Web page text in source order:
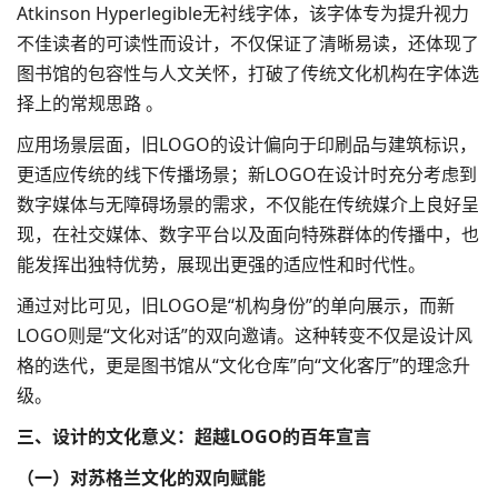
Atkinson Hyperlegible无衬线字体，该字体专为提升视力
不佳读者的可读性而设计，不仅保证了清晰易读，还体现了
图书馆的包容性与人文关怀，打破了传统文化机构在字体选
择上的常规思路 。
应用场景层面，旧LOGO的设计偏向于印刷品与建筑标识，
更适应传统的线下传播场景；新LOGO在设计时充分考虑到
数字媒体与无障碍场景的需求，不仅能在传统媒介上良好呈
现，在社交媒体、数字平台以及面向特殊群体的传播中，也
能发挥出独特优势，展现出更强的适应性和时代性。
通过对比可见，旧LOGO是“机构身份”的单向展示，而新
LOGO则是“文化对话”的双向邀请。这种转变不仅是设计风
格的迭代，更是图书馆从“文化仓库”向“文化客厅”的理念升
级。​
三、设计的文化意义：超越LOGO的百年宣言​
（一）对苏格兰文化的双向赋能​